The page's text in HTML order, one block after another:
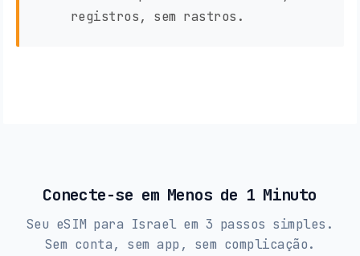
registros, sem rastros.
Conecte-se em Menos de 1 Minuto
Seu eSIM para Israel em 3 passos simples.
Sem conta, sem app, sem complicação.